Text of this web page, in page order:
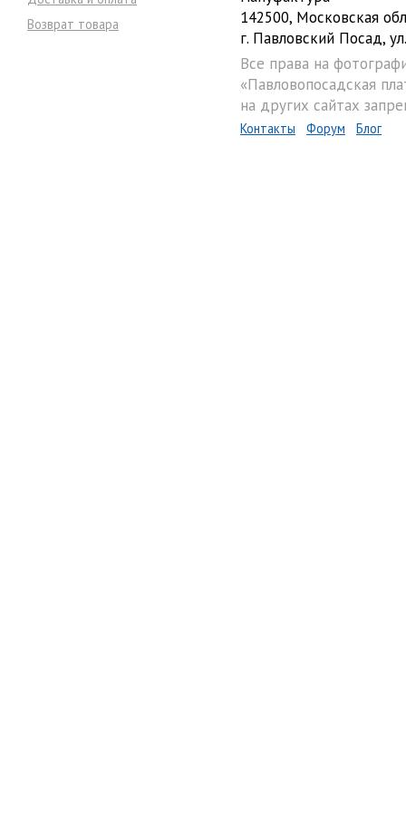
Возврат товара
142500, Московская
г. Павловский Посад,
Все права на
«Павловопосадская
на других сайтах
Контакты Форум Блог